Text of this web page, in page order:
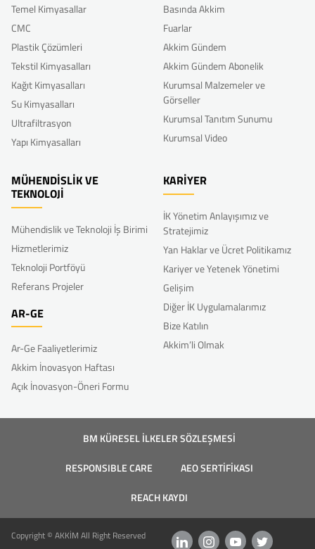
Temel Kimyasallar
CMC
Plastik Çözümleri
Tekstil Kimyasalları
Kağıt Kimyasalları
Su Kimyasalları
Ultrafiltrasyon
Yapı Kimyasalları
Basında Akkim
Fuarlar
Akkim Gündem
Akkim Gündem Abonelik
Kurumsal Malzemeler ve
Görseller
Kurumsal Tanıtım Sunumu
Kurumsal Video
MÜHENDİSLİK VE
TEKNOLOJİ
Mühendislik ve Teknoloji İş Birimi
Hizmetlerimiz
Teknoloji Portföyü
Referans Projeler
AR-GE
Ar-Ge Faaliyetlerimiz
Akkim İnovasyon Haftası
Açık İnovasyon-Öneri Formu
KARİYER
İK Yönetim Anlayışımız ve
Stratejimiz
Yan Haklar ve Ücret Politikamız
Kariyer ve Yetenek Yönetimi
Gelişim
Diğer İK Uygulamalarımız
Bize Katılın
Akkim’li Olmak
BM KÜRESEL İLKELER SÖZLEŞMESİ
RESPONSIBLE CARE
AEO SERTİFİKASI
REACH KAYDI
Copyright © AKKİM All Right Reserved